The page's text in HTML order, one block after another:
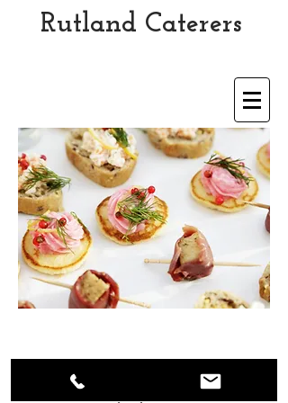
Rutland Caterers
Est 1989
CONTACT US